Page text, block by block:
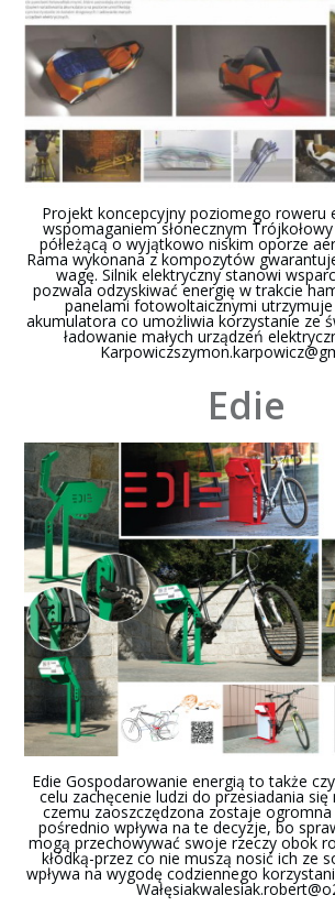
Projekt koncepcyjny poziomego roweru
wspomaganiem słonecznym
półleżącą o wyjątkowo niskim oporze
Rama wykonana z kompozytów
wagę. Silnik elektryczny stanowi
pozwala odzyskiwać energię w trakcie
panelami fotowoltaicznymi utrzymuje
akumulatora co umożliwia korzystanie ze
ładowanie małych urządzeń
Edie
Edie Gospodarowanie energią to także
celu zachęcenie ludzi do przesiadania
czemu zaoszczędzona zostaje ogromna
pośrednio wpływa na te decyzje, bo
mogą przechowywać swoje rzeczy obok
kłódką-przez co nie muszą nosić ich ze
wpływa na wygodę codziennego
Wałę